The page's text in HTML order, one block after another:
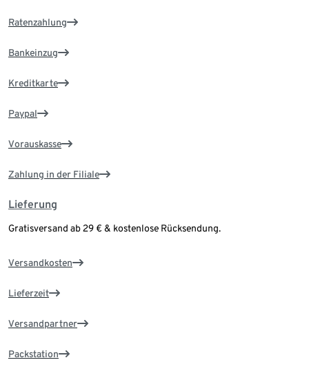
Ratenzahlung
Bankeinzug
Kreditkarte
Paypal
Vorauskasse
Zahlung in der Filiale
Lieferung
Gratisversand ab 29 € & kostenlose Rücksendung.
Versandkosten
Lieferzeit
Versandpartner
Packstation